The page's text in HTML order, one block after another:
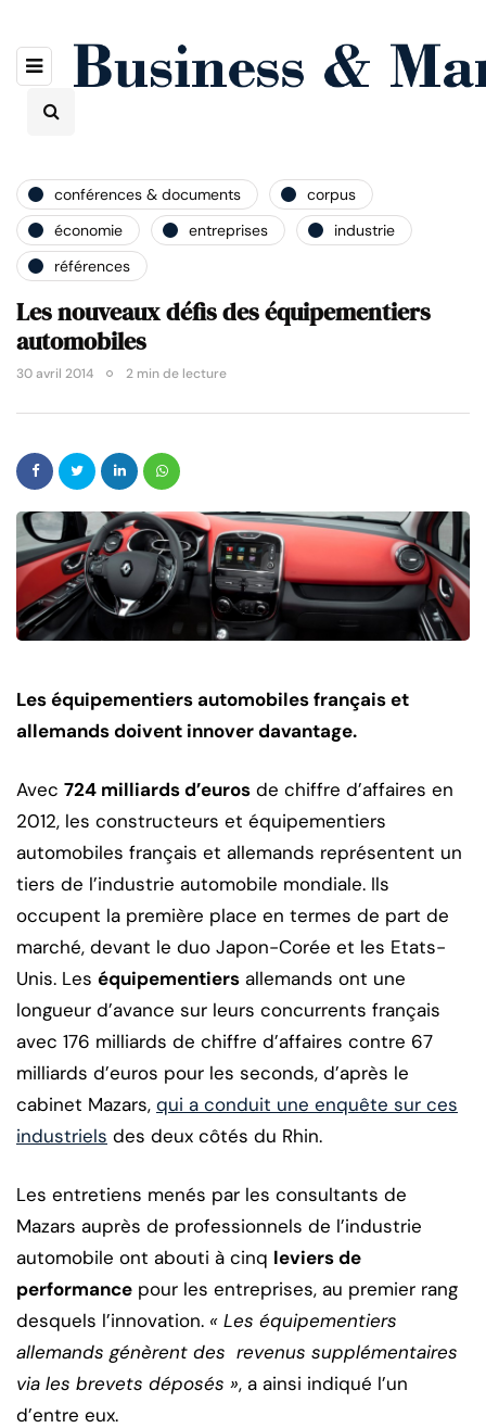
conférences & documents
corpus
économie
entreprises
industrie
références
Les nouveaux défis des équipementiers
automobiles
30 avril 2014 2 min de lecture
Les équipementiers automobiles français et
allemands doivent innover davantage.
Avec 724 milliards d’euros de chiffre d’affaires en
2012, les constructeurs et équipementiers
automobiles français et allemands représentent un
tiers de l’industrie automobile mondiale. Ils
occupent la première place en termes de part de
marché, devant le duo Japon-Corée et les Etats-
Unis. Les équipementiers allemands ont une
longueur d’avance sur leurs concurrents français
avec 176 milliards de chiffre d’affaires contre 67
milliards d’euros pour les seconds, d’après le
cabinet Mazars, qui a conduit une enquête sur ces
industriels des deux côtés du Rhin.
Les entretiens menés par les consultants de
Mazars auprès de professionnels de l’industrie
automobile ont abouti à cinq leviers de
performance pour les entreprises, au premier rang
desquels l’innovation. « Les équipementiers
allemands génèrent des revenus supplémentaires
via les brevets déposés », a ainsi indiqué l’un
d’entre eux.